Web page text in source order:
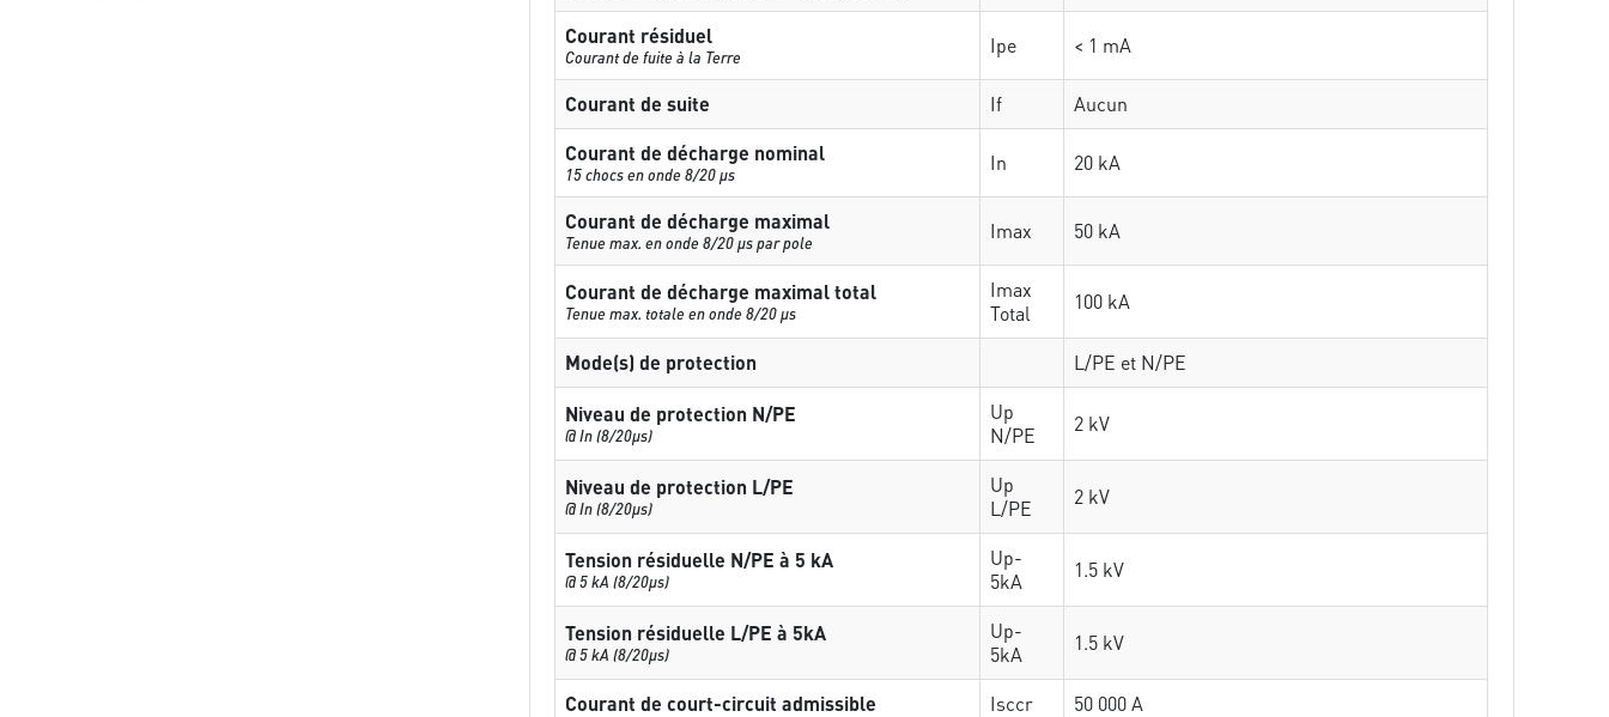
Courant résiduel
Courant de fuite à la Terre Ipe < 1 mA
Courant de suite If
Aucun
Courant de décharge nominal
15 chocs en onde 8/20 µs In 20 kA
Courant de décharge maximal
Tenue max. en onde 8/20 µs par pole Imax 50 kA
Courant de décharge maximal total
Tenue max. totale en onde 8/20 µs
Imax
Total
100 kA
Mode(s) de protection L/PE et N/PE
Niveau de protection N/PE
@ In (8/20µs)
Up
N/PE
2 kV
Niveau de protection L/PE
@ In (8/20µs)
Up
L/PE
2 kV
Tension résiduelle N/PE à 5 kA
@ 5 kA (8/20µs)
Up-
5kA
1.5 kV
Tension résiduelle L/PE à 5kA
@ 5 kA (8/20µs)
Up-
5kA
1.5 kV
Courant de court-circuit admissible Isccr 50 000 A